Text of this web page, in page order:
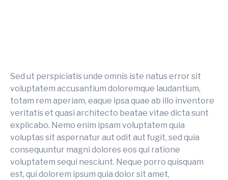
Sed ut perspiciatis unde omnis iste natus error sit
voluptatem accusantium doloremque laudantium,
totam rem aperiam, eaque ipsa quae ab illo inventore
veritatis et quasi architecto beatae vitae dicta sunt
explicabo. Nemo enim ipsam voluptatem quia
voluptas sit aspernatur aut odit aut fugit, sed quia
consequuntur magni dolores eos qui ratione
voluptatem sequi nesciunt. Neque porro quisquam
est, qui dolorem ipsum quia dolor sit amet,